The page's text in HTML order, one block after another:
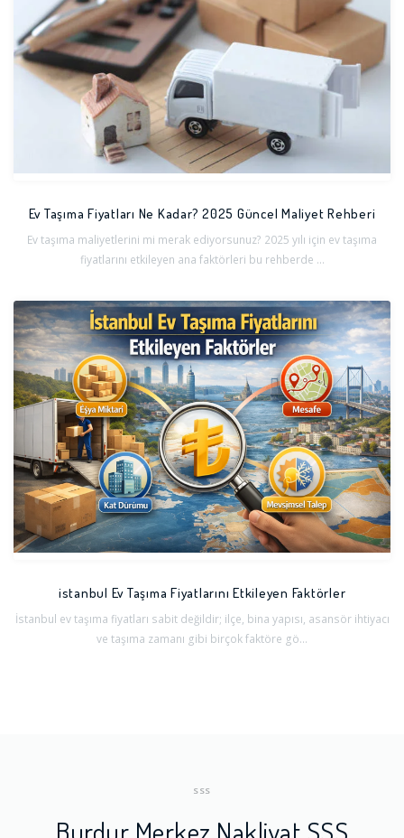
Ev Taşıma Fiyatları Ne Kadar? 2025 Güncel Maliyet Rehberi
Ev taşıma maliyetlerini mi merak ediyorsunuz? 2025 yılı için ev taşıma
fiyatlarını etkileyen ana faktörleri bu rehberde ...
istanbul Ev Taşıma Fiyatlarını Etkileyen Faktörler
İstanbul ev taşıma fiyatları sabit değildir; ilçe, bina yapısı, asansör ihtiyacı
ve taşıma zamanı gibi birçok faktöre gö...
SSS
Burdur Merkez Nakliyat SSS